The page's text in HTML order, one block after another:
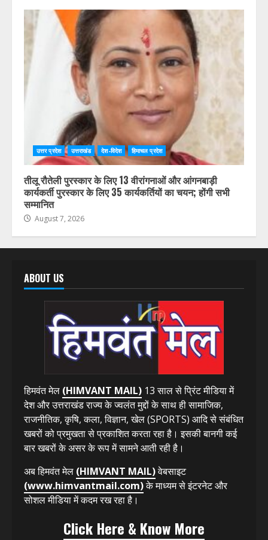
उत्तर प्रदेश उत्तराखंड देश-विदेश हिमाचल प्रदेश
तीलू रौतेली पुरस्कार के लिए 13 वीरांगनाओं और आंगनबाड़ी
कार्यकर्ती पुरस्कार के लिए 35 कार्यकर्तियों का चयन; होंगी सभी
सम्मानित
August 7, 2026
ABOUT US
हिमवंत मेल (HIMVANT MAIL) 13 साल से प्रिंट मीडिया में
देश और उत्तराखंड राज्य के ज्वलंत मुद्दों के साथ ही सामाजिक,
राजनीतिक, कृषि, कला, विज्ञान, खेल (SPORTS) आदि से संबंधित
खबरों को प्रमुखता से प्रकाशित करता रहा है। इसकी बानगी कई
बार खबरों के असर के रूप में सामने आती रही है।
अब हिमवंत मेल (HIMVANT MAIL)वेबसाइट
(www.himvantmail.com)के माध्यम से इंटरनेट और
सोशल मीडिया में कदम रख रहा है।
Click Here & Know More